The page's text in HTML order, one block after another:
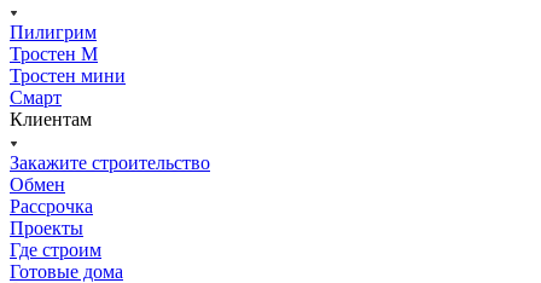
Пилигрим
Тростен М
Тростен мини
Смарт
Клиентам
Закажите строительство
Обмен
Рассрочка
Проекты
Где строим
Готовые дома